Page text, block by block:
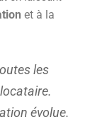
et à la
les
évolue.